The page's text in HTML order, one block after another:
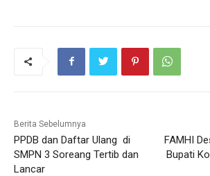
Berita Sebelumnya
PPDB dan Daftar Ulang di
SMPN 3 Soreang Tertib dan
Lancar
FAMHI
Bupati